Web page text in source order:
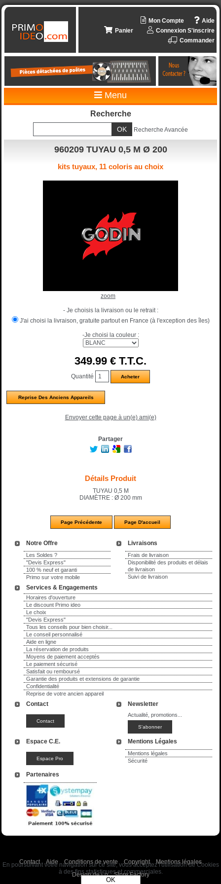
Aide
Mon Compte
Connexion S'inscrire
Panier
Commander
Menu
Notre Offre
Les Soldes ?
"Devis Express"
100 % neuf et garanti
Primo sur votre mobile
Livraisons
Frais de livraison
Disponibilité des produits et délais
de livraison
Suivi de livraison
Services & Engagements
Horaires d'ouverture
Le discount Primo ideo
Le choix
"Devis Express"
Tous les conseils pour bien choisir...
Le conseil personnalisé
Aide en ligne
La réservation de produits
Moyens de paiement acceptés
Le paiement sécurisé
Satisfait ou remboursé
Garantie des produits et extensions de garantie
Confidentialité
Reprise de votre ancien appareil
Recherche
Recherche Avancée
Contact Newsletter
Actualité, promotions...
Espace C.E. Mentions Légales
Mentions légales
Sécurité
Partenaires
960209 TUYAU 0,5 M Ø 200
kits tuyaux, 11 coloris au choix
zoom
- Je choisis la livraison ou le retrait :
J'ai choisi la livraison, gratuite partout en France (à l'exception des îles)
-Je choisi la couleur :
349.99 € T.T.C.
Quantité
Reprise Des Anciens Appareils
Envoyer cette page à un(e) ami(e)
Partager
Détails Produit
TUYAU 0,5 M
DIAMÈTRE : Ø 200 mm
Contact Aide Conditions de vente Copyright
Mentions légales
Design de Lo
Store Factory
En poursuivant votre navigation sur ce site, vous acceptez l'utilisation de Cookies
à des fins statistiques et commerciales.
OK